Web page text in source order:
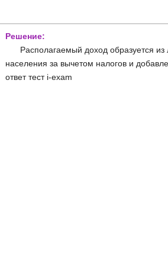
Решение:
Располагаемый доход образуется
населения за вычетом налогов и
ответ тест i-exam